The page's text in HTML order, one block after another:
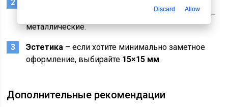
пластиковые уголки, для оштукатуренных стен —
металлические.
Эстетика – если хотите минимально заметное
оформление, выбирайте 15×15 мм.
Дополнительные рекомендации
Discard Allow